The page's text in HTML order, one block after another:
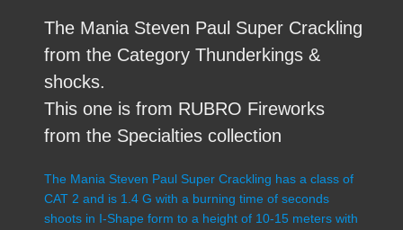
The Mania Steven Paul Super Crackling
from the Category Thunderkings &
shocks.
This one is from RUBRO Fireworks
from the Specialties collection
The Mania Steven Paul Super Crackling has a class of
CAT 2 and is 1.4 G with a burning time of seconds
shoots in I-Shape form to a height of 10-15 meters with